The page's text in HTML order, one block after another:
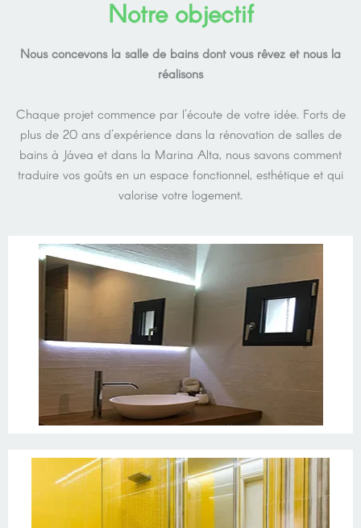
Notre objectif
Nous concevons la salle de bains dont vous rêvez et nous la
réalisons
Chaque projet commence par l'écoute de votre idée. Forts de
plus de 20 ans d'expérience dans la rénovation de salles de
bains à Jávea et dans la Marina Alta, nous savons comment
traduire vos goûts en un espace fonctionnel, esthétique et qui
valorise votre logement.